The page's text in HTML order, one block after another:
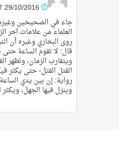
جاء في الصحيحين
العلماء من علامات آخر
روى البخاري وغيره أن
قال: لا تقوم الساعة حتى
ويتقارب الزمان، وتظهر
القتل القتل- حتى يكثر
رواية: إن بين يدي الساعة
وينزل فيها الجهل، ويكثر